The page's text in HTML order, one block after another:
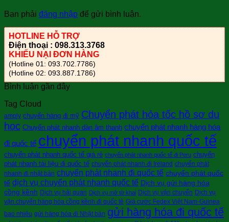
Bạn phải đăng nhập để gửi bình luận.
HOTLINE HỖ TRỢ
Điện thoại : 098.313.3768
KHIẾU NẠI ĐƠN HÀNG
(Hotline 01: 093.702.7786)
(Hotline 02: 093.887.1786)
Bình luận gần đây
Tag Cloud
amply chuyển hàng đi mỹ Chuyển phát hỏa tốc hồ sơ du
học Chuyển phát nhanh dàn âm thanh chuyển phát nhanh hàng hóa
đi quốc tế chuyển phát nhanh quốc tế
chuyển phát nhanh quốc tế giá rẻ chuyển phát nhanh quốc tế đi Peru chuyển
phát nhanh tài liệu đi quốc tế chuyển phát nhanh đi Ireland chuyển phát
nhanh đi nhật bản chuyển phát nhanh đi quốc tế chuyển phát quốc
tế dịch vụ chuyển phát nhanh quốc tế Dịch vụ gửi hàng hóa
cồng kềnh Dịch vụ hải quan Dịch vụ mở tờ khai Dịch vụ vận chuyển Dịch vụ
vận chuyển hàng hóa cồng kềnh đi quốc tê Giá cước Fedex Việt Nam-Guinea
bao nhiêu gửi hàng hóa đi Nhật bản gửi hàng hóa đi quốc tế